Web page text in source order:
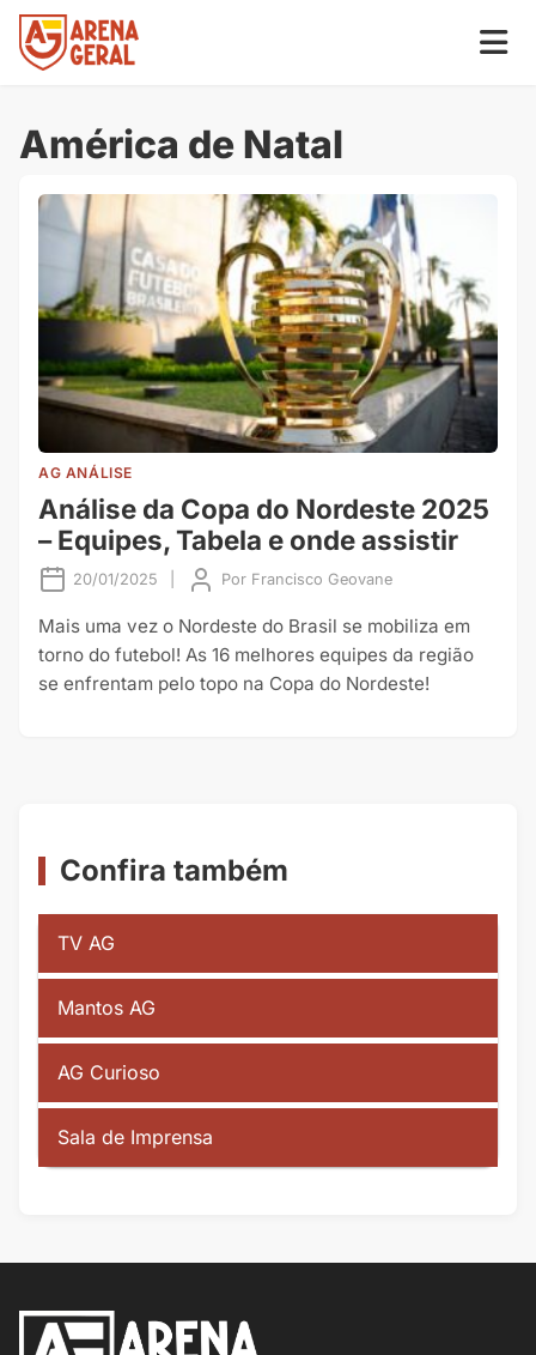
América de Natal
AG ANÁLISE
Análise da Copa do Nordeste 2025
– Equipes, Tabela e onde assistir
20/01/2025 Por Francisco Geovane
Mais uma vez o Nordeste do Brasil se mobiliza em
torno do futebol! As 16 melhores equipes da região
se enfrentam pelo topo na Copa do Nordeste!
Confira também
TV AG
Mantos AG
AG Curioso
Sala de Imprensa